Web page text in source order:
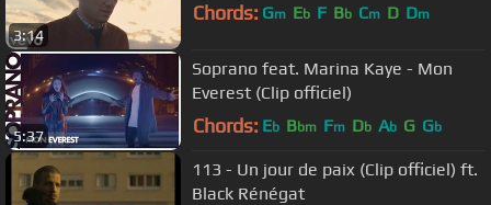
3:14
Chords: Gm Eb F Bb Cm D Dm
5:37
Soprano feat. Marina Kaye - Mon
Everest (Clip officiel)
Chords: Eb Bbm Fm Db Ab G Gb
113 - Un jour de paix (Clip officiel) ft.
Black Rénégat